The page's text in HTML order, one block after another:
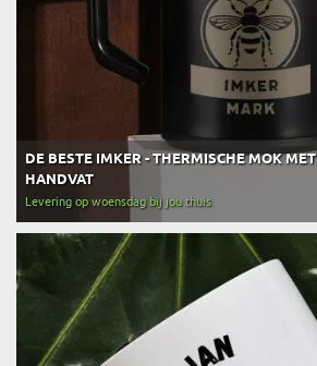
DE BESTE IMKER - THERMISCHE MOK MET
HANDVAT
Levering op woensdag bij jou thuis